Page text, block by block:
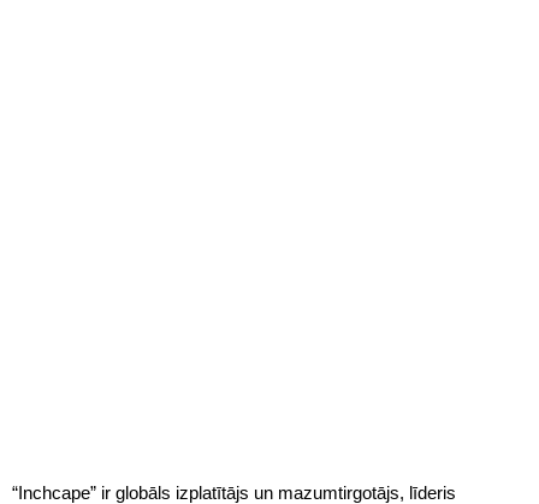
“Inchcape” ir globāls izplatītājs un mazumtirgotājs, līderis